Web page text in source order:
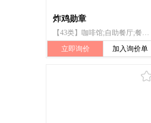
炸鸡勋章
【43类】咖啡馆;自助餐厅;餐厅;快餐馆;酒吧服务;食物装饰;茶馆;日式餐馆服务;小酒馆服务;果汁吧
立即询价
加入询价单